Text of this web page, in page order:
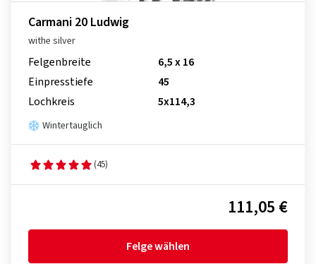
Carmani 20 Ludwig
withe silver
Felgenbreite
6,5 x 16
Einpresstiefe
45
Lochkreis
5x114,3
Wintertauglich
(45)
111,05 €
Felge wählen